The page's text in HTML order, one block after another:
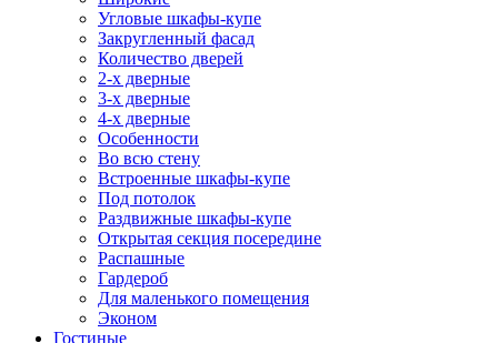
Угловые шкафы-купе
Закругленный фасад
Количество дверей
2-х дверные
3-х дверные
4-х дверные
Особенности
Во всю стену
Встроенные шкафы-купе
Под потолок
Раздвижные шкафы-купе
Открытая секция посередине
Распашные
Гардероб
Для маленького помещения
Эконом
Гостиные